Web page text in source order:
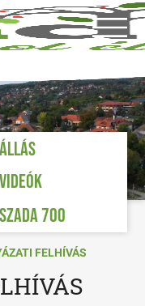
ÁLLÁS
VIDEÓK
SZADA 700
FELHÍVÁS